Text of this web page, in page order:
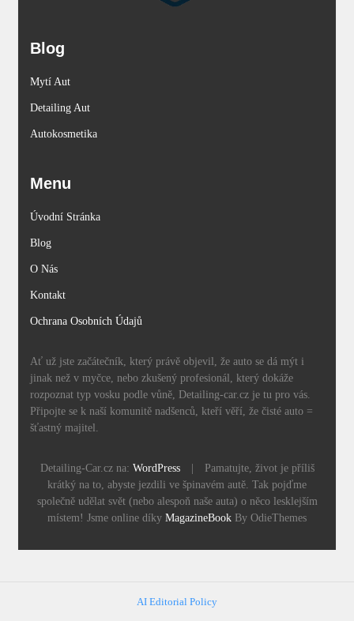
Blog
Mytí Aut
Detailing Aut
Autokosmetika
Menu
Úvodní Stránka
Blog
O Nás
Kontakt
Ochrana Osobních Údajů
Ať už jste začátečník, který právě objevil, že auto se dá mýt i
jinak než v myčce, nebo zkušený profesionál, který dokáže
rozpoznat typ vosku podle vůně, Detailing-car.cz je tu pro vás.
Připojte se k naší komunitě nadšenců, kteří věří, že čisté auto =
šťastný majitel.
Detailing-Car.cz na: WordPress |
Pamatujte, život je příliš
krátký na to, abyste jezdili ve špinavém autě. Tak pojďme
společně udělat svět (nebo alespoň naše auta) o něco lesklejším
místem! Jsme online díky MagazineBook By OdieThemes
AI Editorial Policy